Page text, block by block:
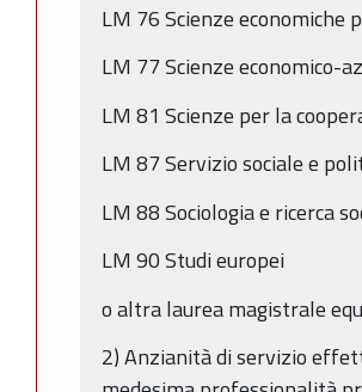
LM 76 Scienze economiche
LM 77 Scienze economico-
LM 81 Scienze per la
LM 87 Servizio sociale e
LM 88 Sociologia e ricerca
LM 90 Studi europei
o altra laurea magistrale
2) Anzianità di servizio